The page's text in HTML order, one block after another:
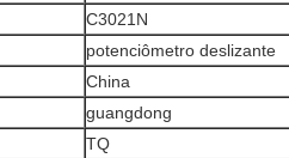
C3021N
potenciômetro deslizante
China
guangdong
TQ